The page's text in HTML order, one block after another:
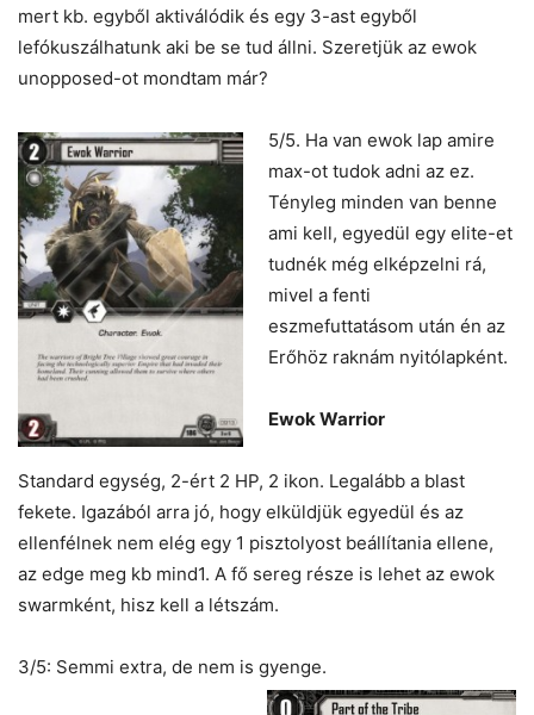
mert kb. egyből aktiválódik és egy 3-ast egyből
lefókuszálhatunk aki be se tud állni. Szeretjük az ewok
unopposed-ot mondtam már?
5/5. Ha van ewok lap amire
max-ot tudok adni az ez.
Tényleg minden van benne
ami kell, egyedül egy elite-et
tudnék még elképzelni rá,
mivel a fenti
eszmefuttatásom után én az
Erőhöz raknám nyitólapként.
Ewok Warrior
Standard egység, 2-ért 2 HP, 2 ikon. Legalább a blast
fekete. Igazából arra jó, hogy elküldjük egyedül és az
ellenfélnek nem elég egy 1 pisztolyost beállítania ellene,
az edge meg kb mind1. A fő sereg része is lehet az ewok
swarmként, hisz kell a létszám.
3/5: Semmi extra, de nem is gyenge.